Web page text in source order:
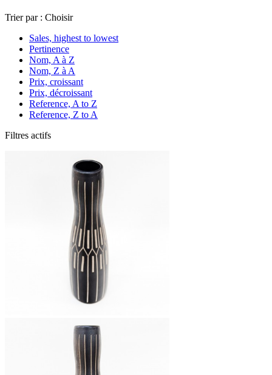
Trier par : Choisir
Sales, highest to lowest
Pertinence
Nom, A à Z
Nom, Z à A
Prix, croissant
Prix, décroissant
Reference, A to Z
Reference, Z to A
Filtres actifs